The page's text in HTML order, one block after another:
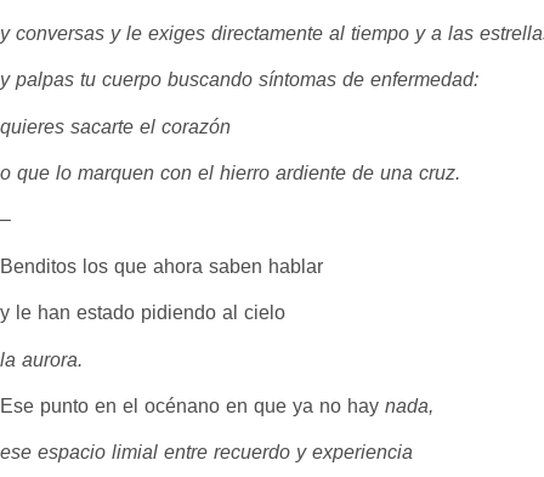
y conversas y le exiges directamente al tiempo y a las
y palpas tu cuerpo buscando síntomas de enfermedad:
quieres sacarte el corazón
o que lo marquen con el hierro ardiente de una cruz.
–
Benditos los que ahora saben hablar
y le han estado pidiendo al cielo
la aurora.
Ese punto en el océnano en que ya no hay nada,
ese espacio limial entre recuerdo y experiencia